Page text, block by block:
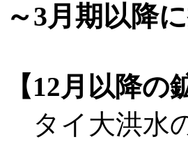
～3月期以降
【12月以降
タイ大洪水